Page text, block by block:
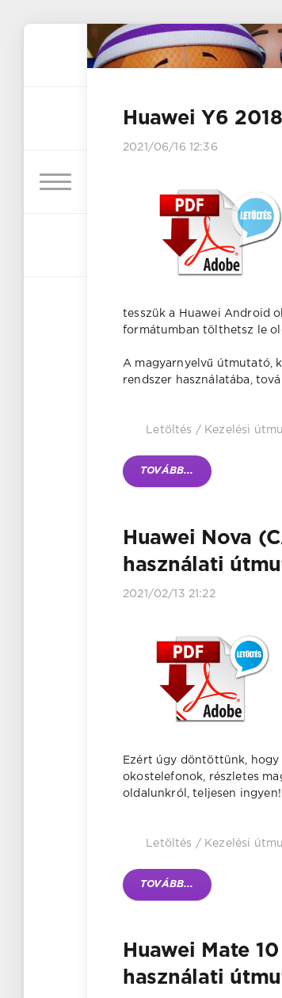
Huawei Y6
2021/06/16 12:36
tesszük a Huawei Android
formátumban tölthetsz le
A magyarnyelvű útmutató,
rendszer használatába,
Letöltés / Kezelési
TOVÁBB...
Huawei Nova
használati
2021/02/13 21:22
Ezért úgy döntöttünk, hogy
okostelefonok, részletes
oldalunkról, teljesen ingyen!
Letöltés / Kezelési
TOVÁBB...
Huawei Mate
használati